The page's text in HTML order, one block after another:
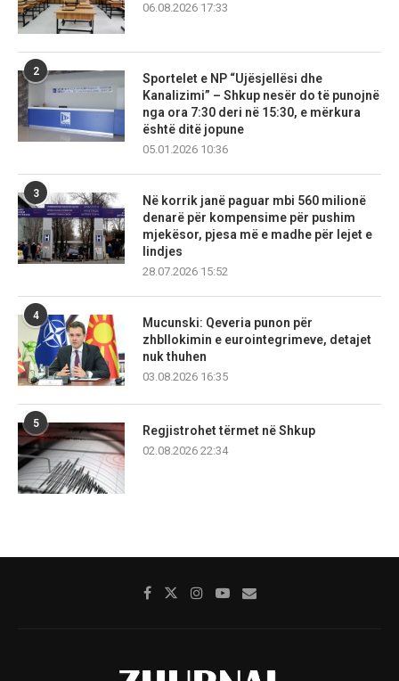
06.08.2026 17:33
2
Sportelet e NP “Ujësjellësi dhe
Kanalizimi” – Shkup nesër do të punojnë
nga ora 7:30 deri në 15:30, e mërkura
është ditë jopune
05.01.2026 10:36
3
Në korrik janë paguar mbi 560 milionë
denarë për kompensime për pushim
mjekësor, pjesa më e madhe për lejet e
lindjes
28.07.2026 15:52
4
Mucunski: Qeveria punon për
zhbllokimin e eurointegrimeve, detajet
nuk thuhen
03.08.2026 16:35
5
Regjistrohet tërmet në Shkup
02.08.2026 22:34